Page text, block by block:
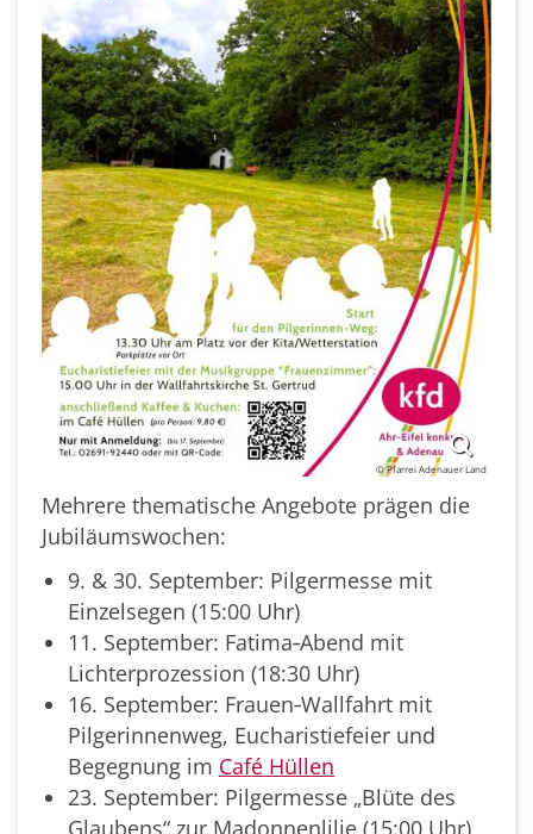
© Pfarrei Adenauer Land
Mehrere thematische Angebote prägen die
Jubiläumswochen:
9. & 30. September: Pilgermesse mit
Einzelsegen (15:00 Uhr)
11. September: Fatima‑Abend mit
Lichterprozession (18:30 Uhr)
16. September: Frauen‑Wallfahrt mit
Pilgerinnenweg, Eucharistiefeier und
Begegnung im Café Hüllen
23. September: Pilgermesse „Blüte des
Glaubens“ zur Madonnenlilie (15:00 Uhr)